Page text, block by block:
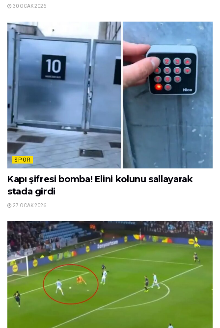
30 OCAK 2026
SPOR
Kapı şifresi bomba! Elini kolunu sallayarak
stada girdi
27 OCAK 2026